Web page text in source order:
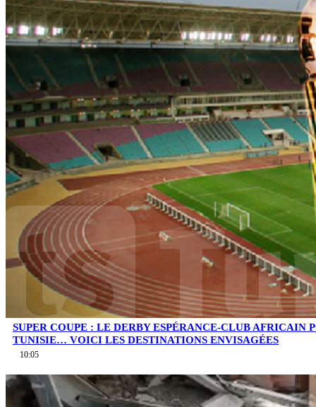
SUPER COUPE : LE DERBY ESPÉRANCE-CLUB AFRICAIN
TUNISIE… VOICI LES DESTINATIONS ENVISAGÉES
10:05